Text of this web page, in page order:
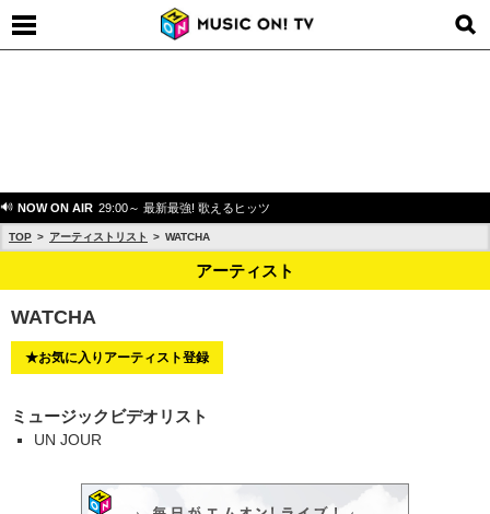
NOW ON AIR 29:00～ 最新最強! 歌えるヒッツ
TOP アーティストリスト WATCHA
アーティスト
WATCHA
★お気に入りアーティスト登録
ミュージックビデオリスト
UN JOUR